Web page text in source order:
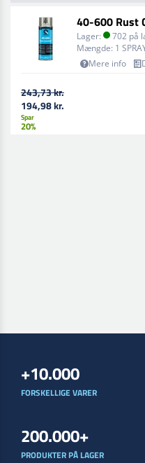
40-600 Rust
Lager: 702 på
Mængde: 1
Mere info
243,73 kr.
194,98 kr.
Spar
20%
+10.000
FORSKELLIGE VARER
200.000+
PRODUKTER PÅ LAGER